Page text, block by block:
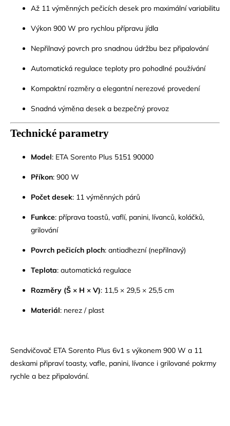
Až 11 výměnných pečicích desek pro maximální variabilitu
Výkon 900 W pro rychlou přípravu jídla
Nepřilnavý povrch pro snadnou údržbu bez připalování
Automatická regulace teploty pro pohodlné používání
Kompaktní rozměry a elegantní nerezové provedení
Snadná výměna desek a bezpečný provoz
Technické parametry
Model: ETA Sorento Plus 5151 90000
Příkon: 900 W
Počet desek: 11 výměnných párů
Funkce: příprava toastů, vaflí, panini, lívanců, koláčků,
grilování
Povrch pečicích ploch: antiadhezní (nepřilnavý)
Teplota: automatická regulace
Rozměry (Š × H × V): 11,5 × 29,5 × 25,5 cm
Materiál: nerez / plast
Sendvičovač ETA Sorento Plus 6v1 s výkonem 900 W a 11
deskami připraví toasty, vafle, panini, lívance i grilované pokrmy
rychle a bez připalování.